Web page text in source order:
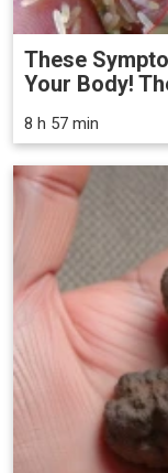
These
Your Body!
8 h 57 min